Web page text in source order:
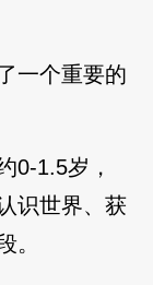
一个重要的
0-1.5岁，
识世界、获
。